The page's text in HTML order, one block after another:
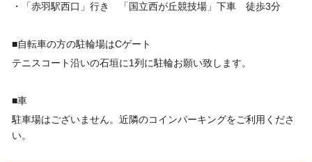
・「赤羽駅西口」行き 「国立西が丘競技場」下車 徒歩3分
■自転車の方の駐輪場はCゲート
テニスコート沿いの石垣に1列に駐輪お願い致します。
■車
駐車場はございません。近隣のコインパーキングをご利用くださ
い。